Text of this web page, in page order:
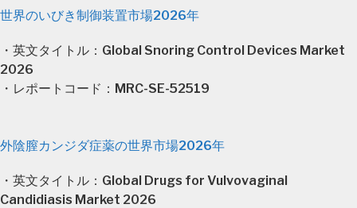
世界のいびき制御装置市場2026年
・英文タイトル：Global Snoring Control Devices Market
2026
・レポートコード：MRC-SE-52519
外陰膣カンジダ症薬の世界市場2026年
・英文タイトル：Global Drugs for Vulvovaginal
Candidiasis Market 2026